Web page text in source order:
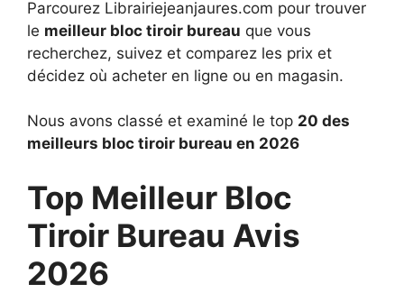
Parcourez Librairiejeanjaures.com pour trouver
le meilleur bloc tiroir bureau que vous
recherchez, suivez et comparez les prix et
décidez où acheter en ligne ou en magasin.
Nous avons classé et examiné le top 20 des
meilleurs bloc tiroir bureau en 2026
Top Meilleur Bloc
Tiroir Bureau Avis
2026